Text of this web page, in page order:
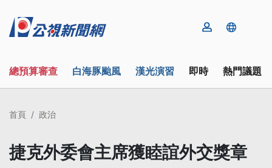
總預算審查 白海豚颱風 漢光演習 即時 熱門議題
首頁 政治
捷克外委會主席獲睦誼外交獎章